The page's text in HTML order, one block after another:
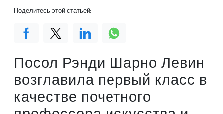
Посол Рэнди Шарно Левин
возглавила первый класс в
качестве почетного
Поделитесь этой статьей: